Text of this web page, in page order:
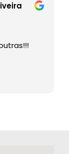
por outras!!!